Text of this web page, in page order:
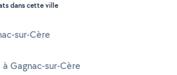
dans cette ville
sur-Cère
Gagnac-sur-Cère